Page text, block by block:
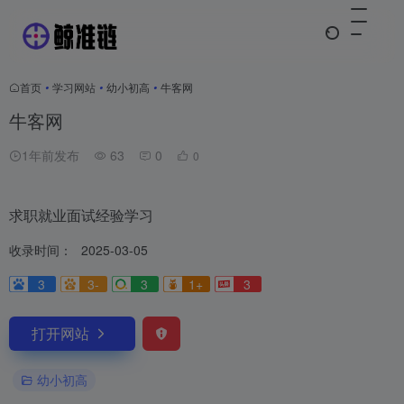
首页 • 学习网站 • 幼小初高 • 牛客网
牛客网
1年前发布 63 0 0
求职就业面试经验学习
收录时间：
2025-03-05
3
3- 3 1+ 3
打开网站
幼小初高